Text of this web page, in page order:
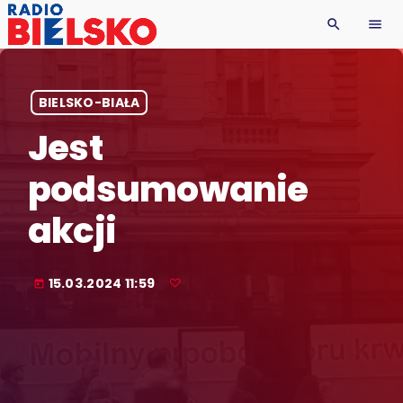
search menu
BIELSKO-BIAŁA
Jest
podsumowanie
akcji
today 15.03.2024 11:59